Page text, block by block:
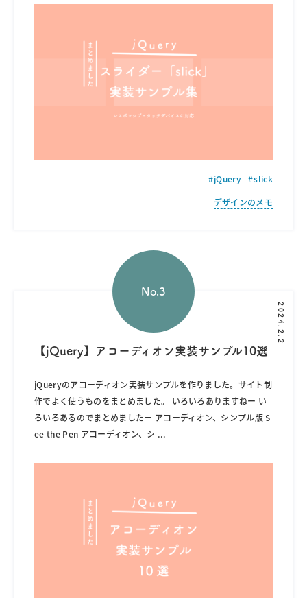
jQuery
slick
デザインのメモ
2024.2.2
【jQuery】アコーディオン実装サンプル10選
jQueryのアコーディオン実装サンプルを作りました。サイト制
作でよく使うものをまとめました。 いろいろありますねー い
ろいろあるのでまとめましたー アコーディオン、シンプル版 S
ee the Pen アコーディオン、シ ...